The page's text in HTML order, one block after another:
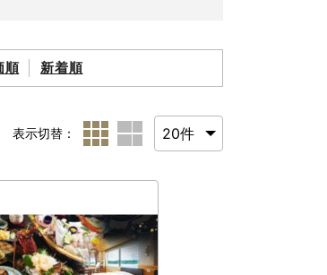
順 新着順
表示切替：